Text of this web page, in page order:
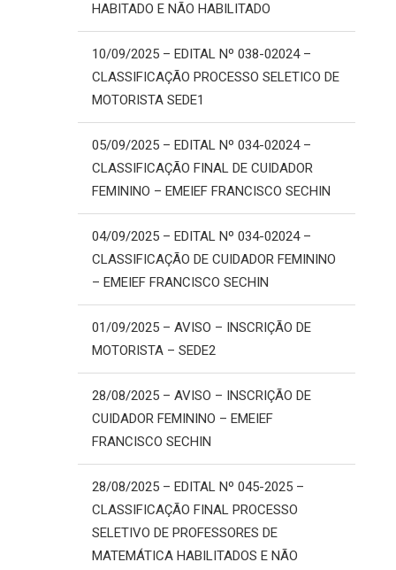
HABITADO E NÃO HABILITADO
10/09/2025 – EDITAL Nº 038-02024 –
CLASSIFICAÇÃO PROCESSO SELETICO DE
MOTORISTA SEDE1
05/09/2025 – EDITAL Nº 034-02024 –
CLASSIFICAÇÃO FINAL DE CUIDADOR
FEMININO – EMEIEF FRANCISCO SECHIN
04/09/2025 – EDITAL Nº 034-02024 –
CLASSIFICAÇÃO DE CUIDADOR FEMININO
– EMEIEF FRANCISCO SECHIN
01/09/2025 – AVISO – INSCRIÇÃO DE
MOTORISTA – SEDE2
28/08/2025 – AVISO – INSCRIÇÃO DE
CUIDADOR FEMININO – EMEIEF
FRANCISCO SECHIN
28/08/2025 – EDITAL Nº 045-2025 –
CLASSIFICAÇÃO FINAL PROCESSO
SELETIVO DE PROFESSORES DE
MATEMÁTICA HABILITADOS E NÃO